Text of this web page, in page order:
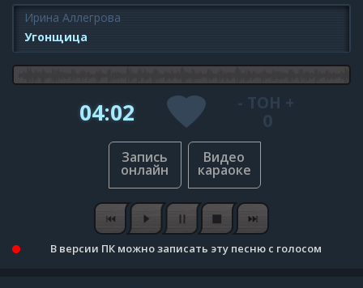
Ирина Аллегрова
Угонщица
04:02 - ТОН +
0
В версии ПК можно записать эту песню с голосом